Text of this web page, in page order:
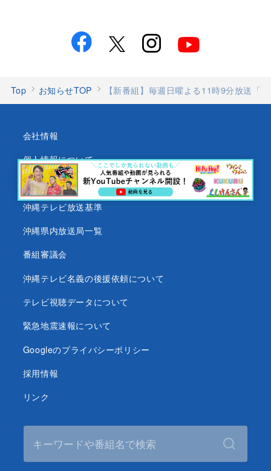
Top お知らせTOP 【新番組】毎週日曜よる11時9分放送「
会社情報
個人情報について
特定個人情報取扱基本方針
沖縄テレビ放送基準
沖縄県内放送局一覧
番組審議会
沖縄テレビ名義の後援依頼について
テレビ視聴データについて
緊急地震速報について
Googleのプライバシーポリシー
採用情報
リンク